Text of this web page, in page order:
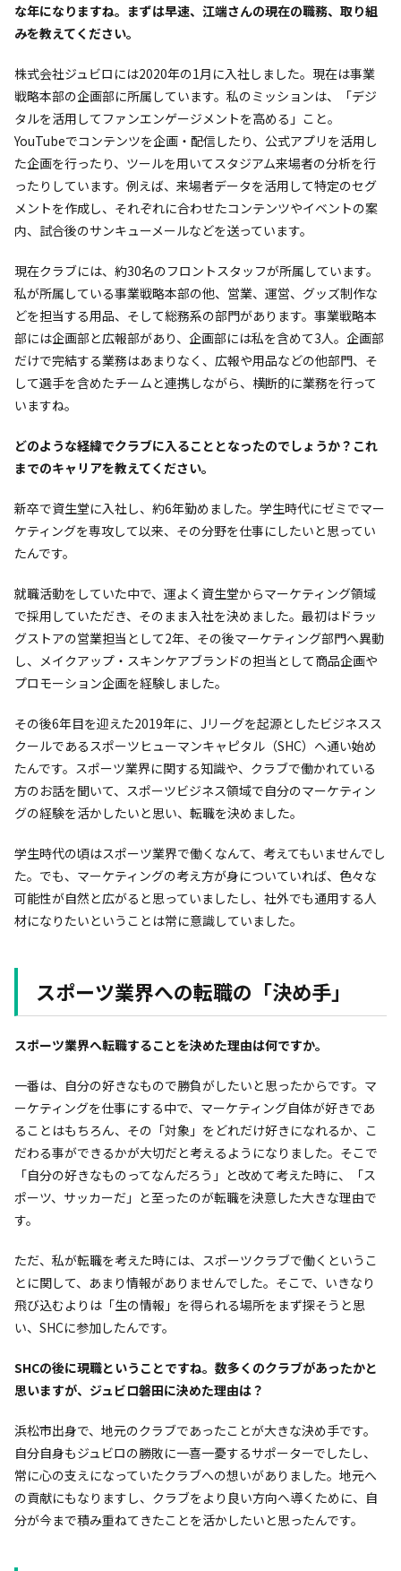
な年になりますね。まずは早速、江端さんの現在の職務、取り組
みを教えてください。
株式会社ジュビロには2020年の1月に入社しました。現在は事業
戦略本部の企画部に所属しています。私のミッションは、「デジ
タルを活用してファンエンゲージメントを高める」こと。
YouTubeでコンテンツを企画・配信したり、公式アプリを活用し
た企画を行ったり、ツールを用いてスタジアム来場者の分析を行
ったりしています。例えば、来場者データを活用して特定のセグ
メントを作成し、それぞれに合わせたコンテンツやイベントの案
内、試合後のサンキューメールなどを送っています。
現在クラブには、約30名のフロントスタッフが所属しています。
私が所属している事業戦略本部の他、営業、運営、グッズ制作な
どを担当する用品、そして総務系の部門があります。事業戦略本
部には企画部と広報部があり、企画部には私を含めて3人。企画部
だけで完結する業務はあまりなく、広報や用品などの他部門、そ
して選手を含めたチームと連携しながら、横断的に業務を行って
いますね。
――どのような経緯でクラブに入ることとなったのでしょうか？これ
までのキャリアを教えてください。
新卒で資生堂に入社し、約6年勤めました。学生時代にゼミでマー
ケティングを専攻して以来、その分野を仕事にしたいと思ってい
たんです。
就職活動をしていた中で、運よく資生堂からマーケティング領域
で採用していただき、そのまま入社を決めました。最初はドラッ
グストアの営業担当として2年、その後マーケティング部門へ異動
し、メイクアップ・スキンケアブランドの担当として商品企画や
プロモーション企画を経験しました。
その後6年目を迎えた2019年に、Jリーグを起源としたビジネスス
クールであるスポーツヒューマンキャピタル（SHC）へ通い始め
たんです。スポーツ業界に関する知識や、クラブで働かれている
方のお話を聞いて、スポーツビジネス領域で自分のマーケティン
グの経験を活かしたいと思い、転職を決めました。
学生時代の頃はスポーツ業界で働くなんて、考えてもいませんでし
た。でも、マーケティングの考え方が身についていれば、色々な
可能性が自然と広がると思っていましたし、社外でも通用する人
材になりたいということは常に意識していました。
スポーツ業界への転職の「決め手」
――スポーツ業界へ転職することを決めた理由は何ですか。
一番は、自分の好きなもので勝負がしたいと思ったからです。マ
ーケティングを仕事にする中で、マーケティング自体が好きであ
ることはもちろん、その「対象」をどれだけ好きになれるか、こ
だわる事ができるかが大切だと考えるようになりました。そこで
「自分の好きなものってなんだろう」と改めて考えた時に、「ス
ポーツ、サッカーだ」と至ったのが転職を決意した大きな理由で
す。
ただ、私が転職を考えた時には、スポーツクラブで働くというこ
とに関して、あまり情報がありませんでした。そこで、いきなり
飛び込むよりは「生の情報」を得られる場所をまず探そうと思
い、SHCに参加したんです。
――SHCの後に現職ということですね。数多くのクラブがあったかと
思いますが、ジュビロ磐田に決めた理由は？
浜松市出身で、地元のクラブであったことが大きな決め手です。
自分自身もジュビロの勝敗に一喜一憂するサポーターでしたし、
常に心の支えになっていたクラブへの想いがありました。地元へ
の貢献にもなりますし、クラブをより良い方向へ導くために、自
分が今まで積み重ねてきたことを活かしたいと思ったんです。